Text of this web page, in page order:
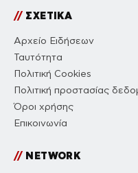
//ΣΧΕΤΙΚΑ
Αρχείο Ειδήσεων
Ταυτότητα
Πολιτική Cookies
Πολιτική προστασίας
Όροι χρήσης
Επικοινωνία
//NETWORK